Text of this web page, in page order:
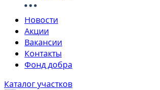
Новости
Акции
Вакансии
Контакты
Фонд добра
Каталог участков